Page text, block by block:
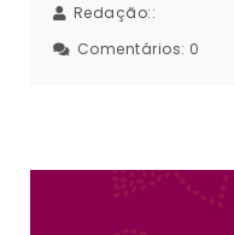
Redação::
Comentários: 0